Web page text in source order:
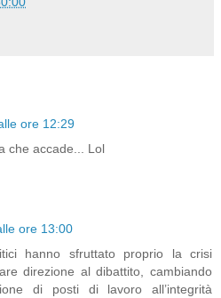
ore 12:29
che accade... Lol
ore 13:00
hanno sfruttato proprio la crisi
direzione al dibattito, cambiando
di posti di lavoro all’integrità